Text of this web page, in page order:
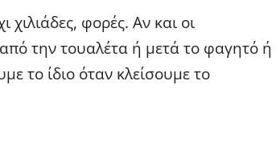
χιλιάδες, φορές. Αν και οι
την τουαλέτα ή μετά το φαγητό ή
το ίδιο όταν κλείσουμε το